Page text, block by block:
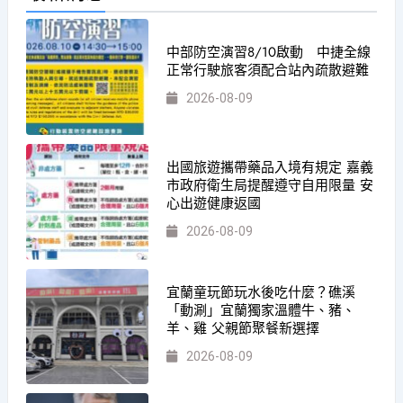
中部防空演習8/10啟動 中捷全線
正常行駛旅客須配合站內疏散避難
2026-08-09
出國旅遊攜帶藥品入境有規定 嘉義
市政府衛生局提醒遵守自用限量 安
心出遊健康返國
2026-08-09
宜蘭童玩節玩水後吃什麼？礁溪
「動涮」宜蘭獨家溫體牛、豬、
羊、雞 父親節聚餐新選擇
2026-08-09